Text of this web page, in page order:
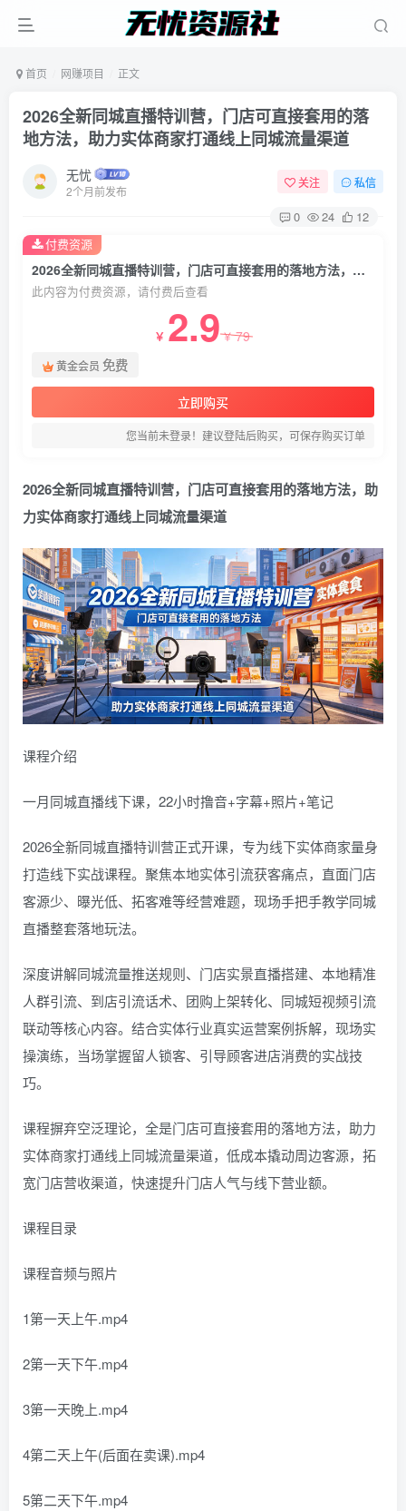
首页 网赚项目 正文
2026全新同城直播特训营，门店可直接套用的落
地方法，助力实体商家打通线上同城流量渠道
无忧
2个月前发布
关注 私信
0 24 12
2026全新同城直播特训营，门店可直接套用的落地方法，助力实体商家打通线上同城流量渠道
此内容为付费资源，请付费后查看
￥ 2.9￥79
黄金会员 免费
立即购买
您当前未登录！建议登陆后购买，可保存购买订单
付费资源
2026全新同城直播特训营，门店可直接套用的落地方法，助
力实体商家打通线上同城流量渠道
课程介绍
一月同城直播线下课，22小时撸音+字幕+照片+笔记
2026全新同城直播特训营正式开课，专为线下实体商家量身
打造线下实战课程。聚焦本地实体引流获客痛点，直面门店
客源少、曝光低、拓客难等经营难题，现场手把手教学同城
直播整套落地玩法。
深度讲解同城流量推送规则、门店实景直播搭建、本地精准
人群引流、到店引流话术、团购上架转化、同城短视频引流
联动等核心内容。结合实体行业真实运营案例拆解，现场实
操演练，当场掌握留人锁客、引导顾客进店消费的实战技
巧。
课程摒弃空泛理论，全是门店可直接套用的落地方法，助力
实体商家打通线上同城流量渠道，低成本撬动周边客源，拓
宽门店营收渠道，快速提升门店人气与线下营业额。
课程目录
课程音频与照片
1第一天上午.mp4
2第一天下午.mp4
3第一天晚上.mp4
4第二天上午(后面在卖课).mp4
5第二天下午.mp4